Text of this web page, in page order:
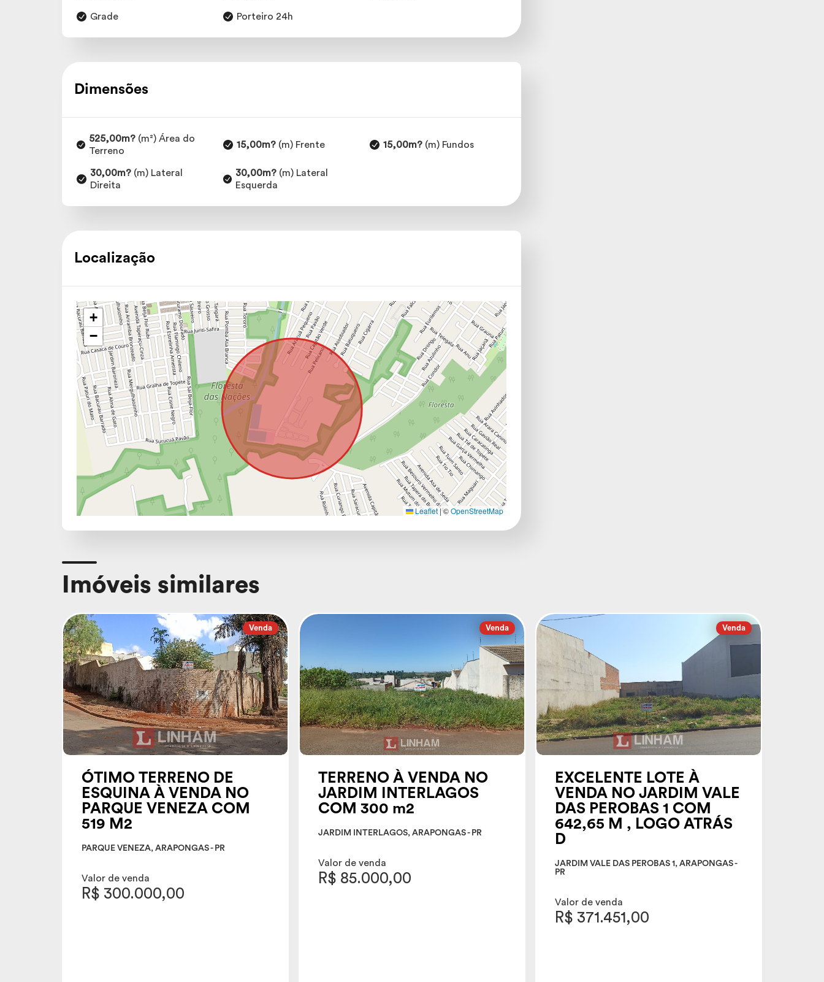
Grade Porteiro 24h
Dimensões
525,00m?(m²) Área do
Terreno
15,00m?(m) Frente 15,00m? (m) Fundos
30,00m?(m) Lateral
Direita
30,00m? (m) Lateral
Esquerda
Localização
+
−
Leaflet|©OpenStreetMap
Imóveis similares
Venda
ÓTIMO TERRENO DE
ESQUINA À VENDA NO
PARQUE VENEZA COM
519 M2
PARQUE VENEZA, ARAPONGAS - PR
Valor de venda
R$ 300.000,00
Venda
TERRENO À VENDA NO
JARDIM INTERLAGOS
COM 300 m2
JARDIM INTERLAGOS, ARAPONGAS - PR
Valor de venda
R$ 85.000,00
Venda
EXCELENTE LOTE À
VENDA NO JARDIM VALE
DAS PEROBAS 1 COM
642,65 M , LOGO ATRÁS
D
JARDIM VALE DAS PEROBAS 1, ARAPONGAS -
PR
Valor de venda
R$ 371.451,00